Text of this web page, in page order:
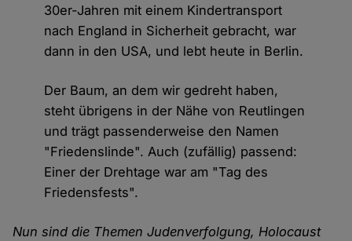
30er-Jahren mit einem Kindertransport
nach England in Sicherheit gebracht, war
dann in den USA, und lebt heute in Berlin.
Der Baum, an dem wir gedreht haben,
steht übrigens in der Nähe von Reutlingen
und trägt passenderweise den Namen
"Friedenslinde". Auch (zufällig) passend:
Einer der Drehtage war am "Tag des
Friedensfests".
Nun sind die Themen Judenverfolgung, Holocaust